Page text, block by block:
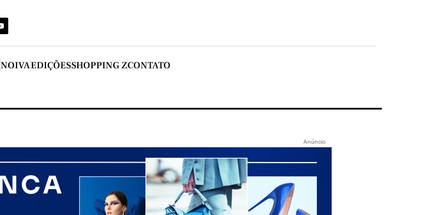
NOIVAEDIÇÕESSHOPPING ZCONTATO
Anúncio